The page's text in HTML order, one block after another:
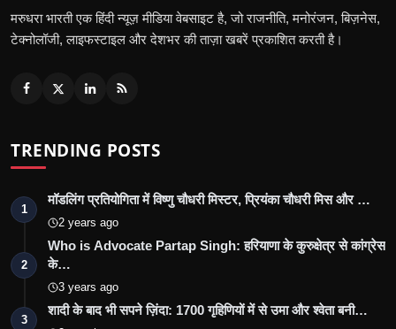
मरुधरा भारती एक हिंदी न्यूज़ मीडिया वेबसाइट है, जो राजनीति, मनोरंजन, बिज़नेस,
टेक्नोलॉजी, लाइफस्टाइल और देशभर की ताज़ा खबरें प्रकाशित करती है।
TRENDING POSTS
1
मॉडलिंग प्रतियोगिता में विष्णु चौधरी मिस्टर, प्रियंका चौधरी मिस और …
2 years ago
2
Who is Advocate Partap Singh: हरियाणा के कुरुक्षेत्र से कांग्रेस
के…
3 years ago
3
शादी के बाद भी सपने ज़िंदा: 1700 गृहिणियों में से उमा और श्वेता बनी…